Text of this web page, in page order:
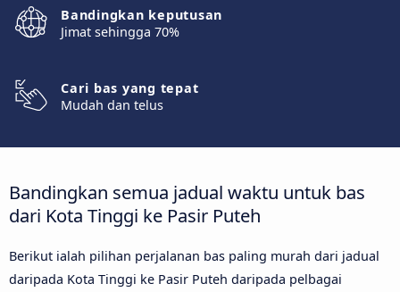
Bandingkan keputusan
Jimat sehingga 70%
Cari bas yang tepat
Mudah dan telus
Bandingkan semua jadual waktu untuk bas
dari Kota Tinggi ke Pasir Puteh
Berikut ialah pilihan perjalanan bas paling murah dari jadual
daripada Kota Tinggi ke Pasir Puteh daripada pelbagai